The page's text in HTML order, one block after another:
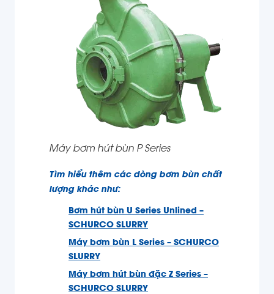
Máy bơm hút bùn P Series
Tìm hiểu thêm các dòng bơm bùn chất
lượng khác như:
Bơm hút bùn U Series Unlined –
SCHURCO SLURRY
Máy bơm bùn L Series – SCHURCO
SLURRY
Máy bơm hút bùn đặc Z Series –
SCHURCO SLURRY